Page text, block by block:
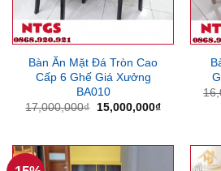
Bàn Ăn Mặt Đá Tròn Cao
Cấp 6 Ghế Giá Xưởng
BA010
17,000,000₫
Giá
15,000,000₫Giá